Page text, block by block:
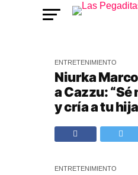
ENTRETENIMIENTO
Niurka
a Cazzu: “Sé
y cría a tu
ENTRETENIMIENTO